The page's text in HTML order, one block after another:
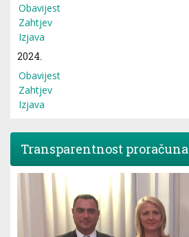
Obavijest
Zahtjev
Izjava
2024.
Obavijest
Zahtjev
Izjava
Transparentnost proračuna